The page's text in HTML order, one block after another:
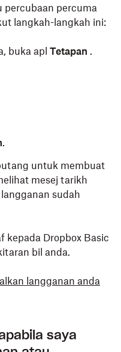
percubaan percuma
langkah-langkah ini:
buka apl Tetapan .
.
untuk membuat
mesej tarikh
sudah
kepada Dropbox Basic
bil anda.
langganan anda
saya